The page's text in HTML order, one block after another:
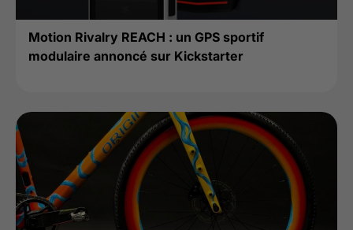
Motion Rivalry REACH : un GPS sportif
modulaire annoncé sur Kickstarter